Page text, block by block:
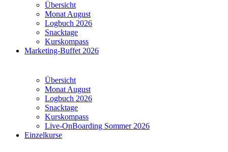
Übersicht
Monat August
Logbuch 2026
Snacktage
Kurskompass
Marketing-Buffet 2026
Übersicht
Monat August
Logbuch 2026
Snacktage
Kurskompass
Live-OnBoarding Sommer 2026
Einzelkurse